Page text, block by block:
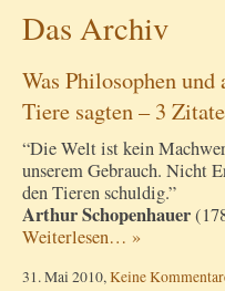
Das Archiv
Was Philosophen
Tiere sagten – 3 Zitate
“Die Welt ist kein
unserem Gebrauch. Nicht
den Tieren schuldig.”
Arthur Schopenhauer
Weiterlesen… »
31. Mai 2010,Keine